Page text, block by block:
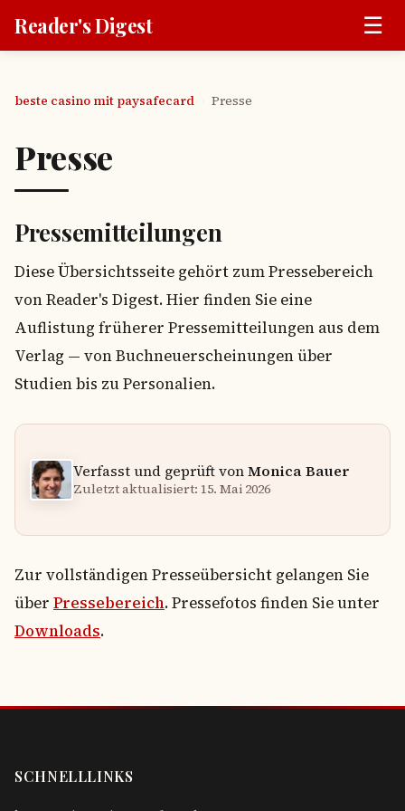
Reader's Digest ☰
beste casino mit paysafecard Presse
Presse
Pressemitteilungen
Diese Übersichtsseite gehört zum Pressebereich
von Reader's Digest. Hier finden Sie eine
Auflistung früherer Pressemitteilungen aus dem
Verlag — von Buchneuerscheinungen über
Studien bis zu Personalien.
Verfasst und geprüft vonMonica Bauer
Zuletzt aktualisiert: 15. Mai 2026
Zur vollständigen Presseübersicht gelangen Sie
über Pressebereich. Pressefotos finden Sie unter
Downloads.
SCHNELLLINKS